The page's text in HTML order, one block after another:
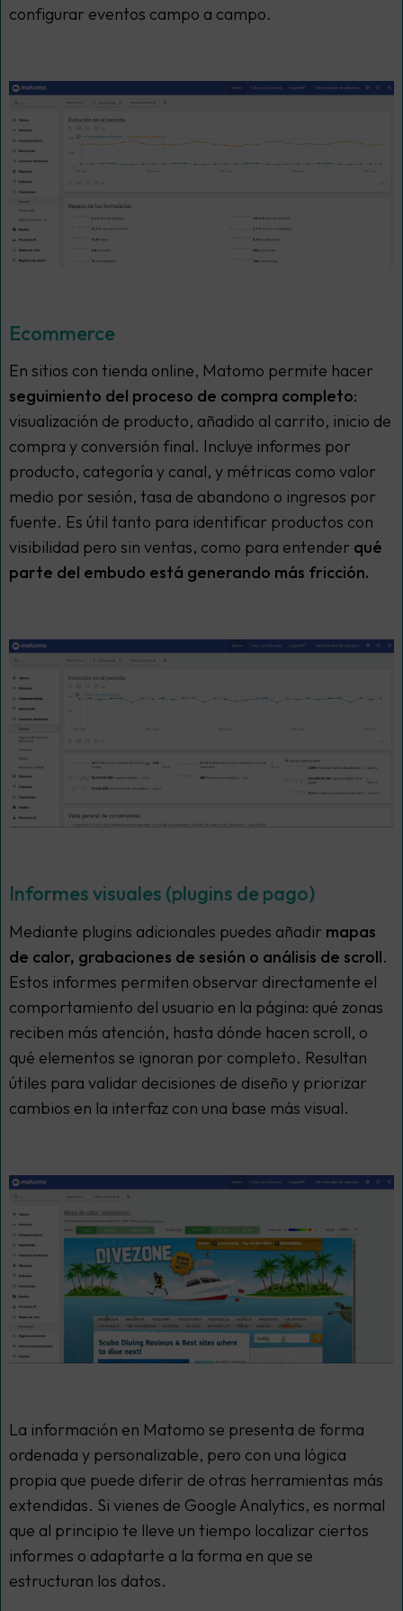
configurar eventos campo a campo.
Ecommerce
En sitios con tienda online, Matomo permite hacer
seguimiento del proceso de compra completo:
visualización de producto, añadido al carrito, inicio de
compra y conversión final. Incluye informes por
producto, categoría y canal, y métricas como valor
medio por sesión, tasa de abandono o ingresos por
fuente. Es útil tanto para identificar productos con
visibilidad pero sin ventas, como para entender qué
parte del embudo está generando más fricción.
Informes visuales (plugins de pago)
Mediante plugins adicionales puedes añadir mapas
de calor, grabaciones de sesión o análisis de scroll.
Estos informes permiten observar directamente el
comportamiento del usuario en la página: qué zonas
reciben más atención, hasta dónde hacen scroll, o
qué elementos se ignoran por completo. Resultan
útiles para validar decisiones de diseño y priorizar
cambios en la interfaz con una base más visual.
La información en Matomo se presenta de forma
ordenada y personalizable, pero con una lógica
propia que puede diferir de otras herramientas más
extendidas. Si vienes de Google Analytics, es normal
que al principio te lleve un tiempo localizar ciertos
informes o adaptarte a la forma en que se
estructuran los datos.